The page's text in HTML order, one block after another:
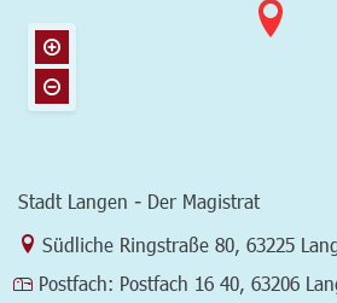
Stadt Langen - Der Magistrat
Link zur Google-Maps Navigation
Südliche Ringstraße 80, 63225
Postfach: Postfach 16 40, 63206